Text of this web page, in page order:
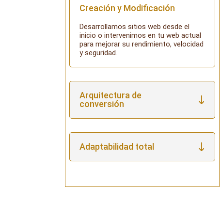
Creación y Modificación
Desarrollamos sitios web desde el
inicio o intervenimos en tu web actual
para mejorar su rendimiento, velocidad
y seguridad.
Arquitectura de
conversión
Adaptabilidad total